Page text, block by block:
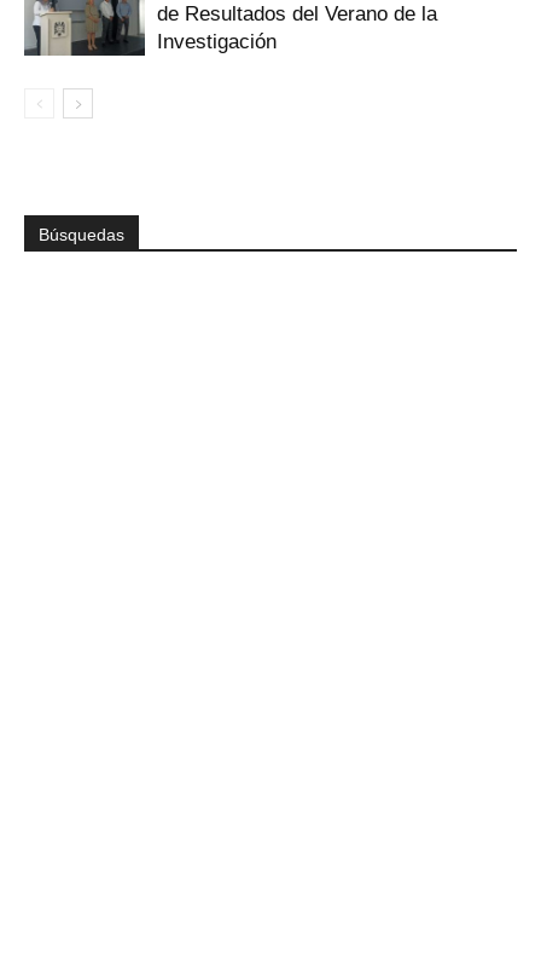
de Resultados del Verano de la
Investigación
Búsquedas